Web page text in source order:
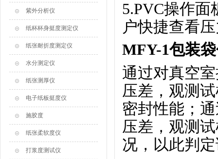
5.PVC操作
户快捷查看
MFY-1包装
通过对真空
压差，观测
密封性能；
压差，观测
况，以此判
紫外分析仪
纸杯杯身挺度测定仪
纸张耐折度测定仪
水分测定仪
纸张测厚仪
电子纸板挺度仪
施胶度
纸张柔软度仪
打浆度测试仪